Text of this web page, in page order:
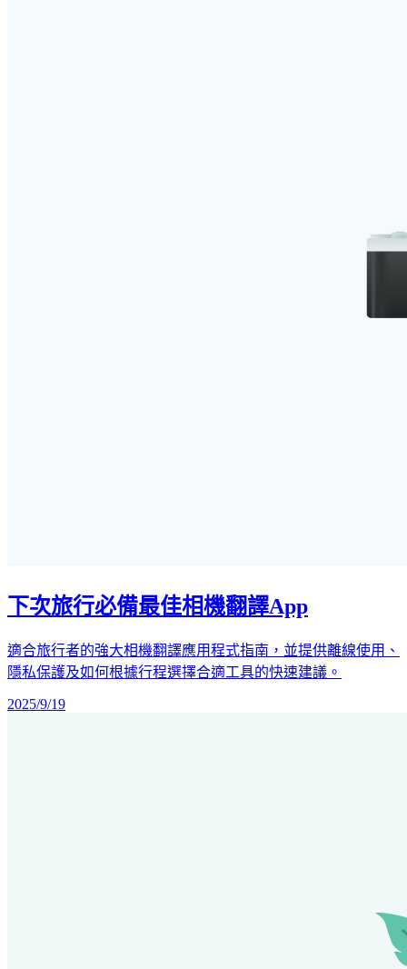
下次旅行必備最佳相機翻譯App
適合旅行者的強大相機翻譯應用程式指南，並提供離線使用、
隱私保護及如何根據行程選擇合適工具的快速建議。
2025/9/19